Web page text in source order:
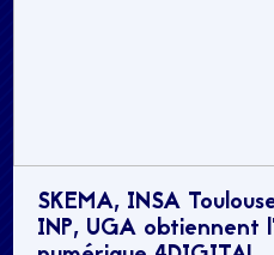
SKEMA, INSA
INP, UGA obtiennent